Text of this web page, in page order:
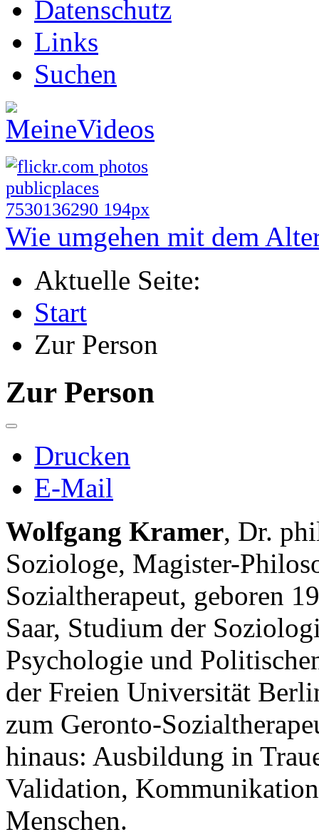
Datenschutz
Links
Suchen
Wie umgehen mit dem
Aktuelle Seite:
Start
Zur Person
Zur Person
Drucken
E-Mail
Wolfgang Kramer, Dr.
Soziologe, Magister-
Sozialtherapeut, geboren
Saar, Studium der
Psychologie und
der Freien Universität
zum Geronto-
hinaus: Ausbildung in
Validation,
Menschen.